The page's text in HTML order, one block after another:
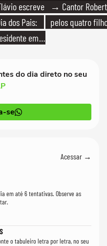
escreve
dos Pais:
em
→ Cantor
pelos quatro
do dia direto no seu
se
Acessar →
em até 6 tentativas. Observe as
o tabuleiro letra por letra, no seu